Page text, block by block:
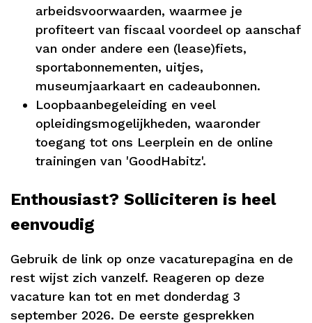
arbeidsvoorwaarden, waarmee je
profiteert van fiscaal voordeel op aanschaf
van onder andere een (lease)fiets,
sportabonnementen, uitjes,
museumjaarkaart en cadeaubonnen.
Loopbaanbegeleiding en veel
opleidingsmogelijkheden, waaronder
toegang tot ons Leerplein en de online
trainingen van 'GoodHabitz'.
Enthousiast? Solliciteren is heel
eenvoudig
Gebruik de link op onze vacaturepagina en de
rest wijst zich vanzelf. Reageren op deze
vacature kan tot en met donderdag 3
september 2026. De eerste gesprekken